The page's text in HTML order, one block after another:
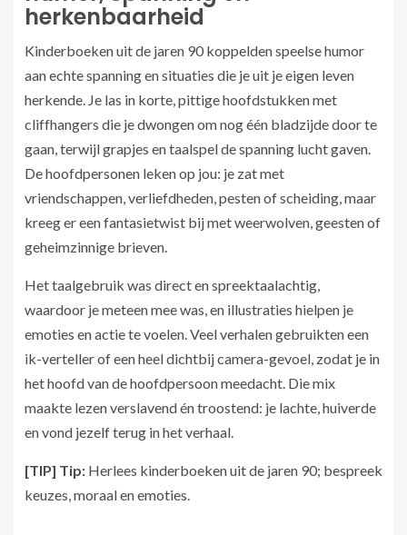
herkenbaarheid
Kinderboeken uit de jaren 90 koppelden speelse humor
aan echte spanning en situaties die je uit je eigen leven
herkende. Je las in korte, pittige hoofdstukken met
cliffhangers die je dwongen om nog één bladzijde door te
gaan, terwijl grapjes en taalspel de spanning lucht gaven.
De hoofdpersonen leken op jou: je zat met
vriendschappen, verliefdheden, pesten of scheiding, maar
kreeg er een fantasietwist bij met weerwolven, geesten of
geheimzinnige brieven.
Het taalgebruik was direct en spreektaalachtig,
waardoor je meteen mee was, en illustraties hielpen je
emoties en actie te voelen. Veel verhalen gebruikten een
ik-verteller of een heel dichtbij camera-gevoel, zodat je in
het hoofd van de hoofdpersoon meedacht. Die mix
maakte lezen verslavend én troostend: je lachte, huiverde
en vond jezelf terug in het verhaal.
[TIP] Tip: Herlees kinderboeken uit de jaren 90; bespreek
keuzes, moraal en emoties.